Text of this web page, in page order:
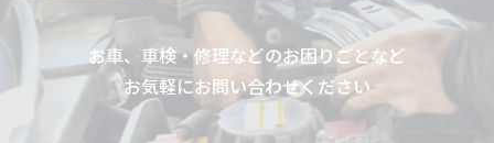
お車、車検・修理などのお困りごとなど
お気軽にお問い合わせください